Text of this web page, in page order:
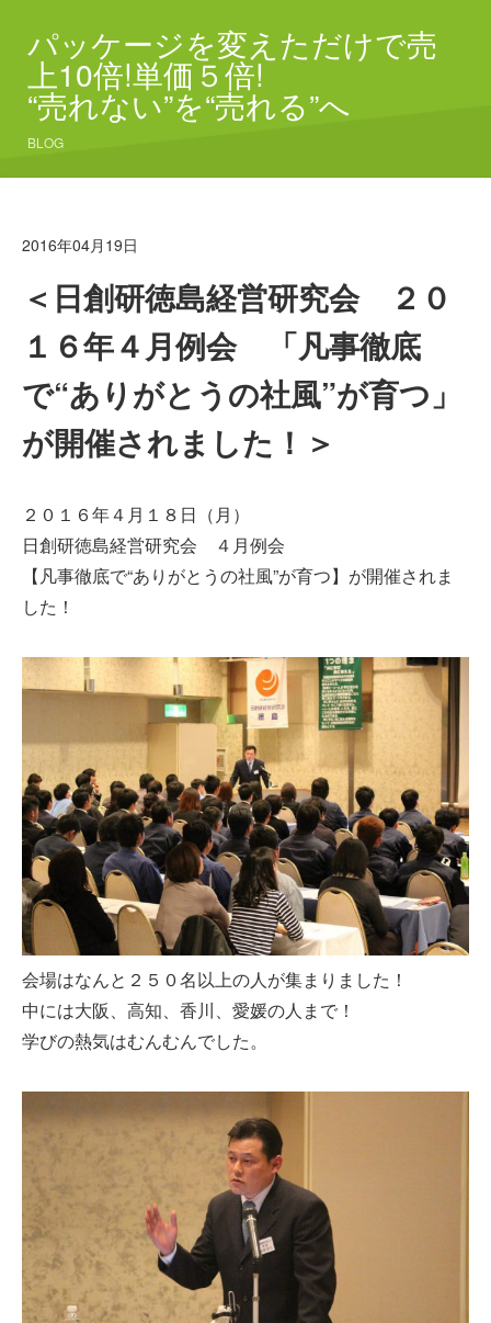
パッケージを変えただけで売
上10倍!単価５倍!
“売れない”を“売れる”へ
BLOG
2016年04月19日
＜日創研徳島経営研究会 ２０
１６年４月例会 「凡事徹底
で“ありがとうの社風”が育つ」
が開催されました！＞
２０１６年４月１８日（月）
日創研徳島経営研究会 ４月例会
【凡事徹底で“ありがとうの社風”が育つ】が開催されま
した！
会場はなんと２５０名以上の人が集まりました！
中には大阪、高知、香川、愛媛の人まで！
学びの熱気はむんむんでした。